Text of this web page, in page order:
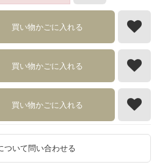
買い物かごに入れる
買い物かごに入れる
買い物かごに入れる
ついて問い合わせる